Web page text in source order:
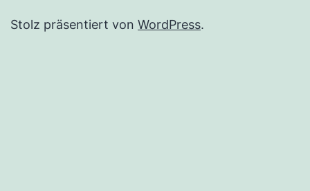
Stolz präsentiert von WordPress.